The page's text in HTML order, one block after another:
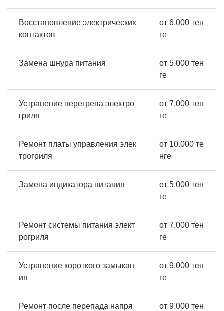
Восстановление электрических
контактов
от 6.000 тен
ге
Замена шнура питания
от 5.000 тен
ге
Устранение перегрева электро
гриля
от 7.000 тен
ге
Ремонт платы управления элек
трогриля
от 10.000 те
нге
Замена индикатора питания
от 5.000 тен
ге
Ремонт системы питания элект
рогриля
от 7.000 тен
ге
Устранение короткого замыкан
ия
от 9.000 тен
ге
Ремонт после перепада напря
от 9.000 тен